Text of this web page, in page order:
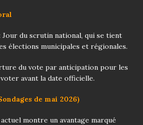
Jour du scrutin national, qui se tient
élections municipales et régionales.
du vote par anticipation pour les
avant la date officielle.
de mai 2026)
montre un avantage marqué